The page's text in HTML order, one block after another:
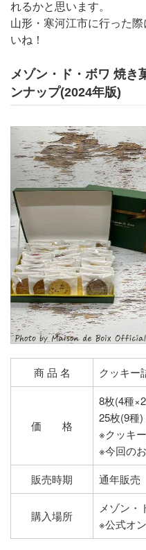
れるかと思います。
山形・寒河江市に行った
いね！
メゾン・ド・ボワ 焼き
ンナップ(2024年版)
商 品 名 クッキー
価 格
8枚(4種
25枚(9種
※クッキ
※今回の
販売時期
通年販売
購入場所
メゾン・
※公式オ